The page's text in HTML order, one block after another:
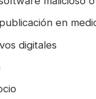
en
digitales​